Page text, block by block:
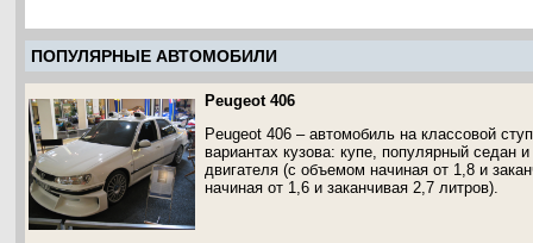
ПОПУЛЯРНЫЕ АВТОМОБИЛИ
Peugeot 406
Peugeot 406 – автомобиль на классовой
вариантах кузова: купе, популярный седан
двигателя (с объемом начиная от 1,8 и
начиная от 1,6 и заканчивая 2,7 литров).